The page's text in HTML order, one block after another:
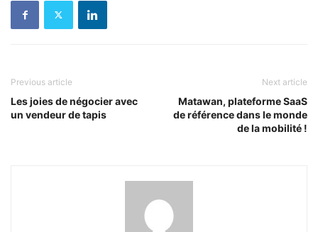
Previous article
Les joies de négocier avec
un vendeur de tapis
Next article
Matawan, plateforme SaaS
de référence dans le monde
de la mobilité !